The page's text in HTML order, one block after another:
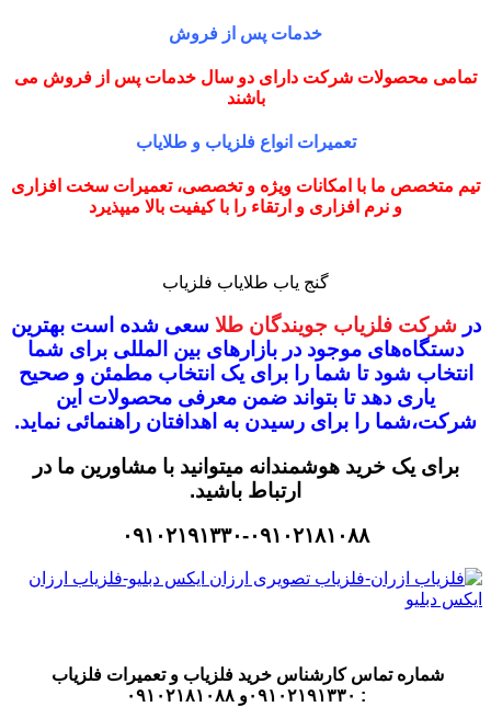
خدمات پس از فروش
تمامی محصولات شرکت دارای دو سال خدمات پس از فروش می
باشند
تعمیرات انواع فلزیاب و طلایاب
تیم متخصص ما با امکانات ویژه و تخصصی، تعمیرات سخت افزاری
و نرم افزاری و ارتقاء را با کیفیت بالا میپذیرد
گنج یاب طلایاب فلزیاب
در شرکت فلزیاب جویندگان طلا سعی شده است بهترین
دستگاه‌های موجود در بازار‌های بین المللی برای شما
انتخاب شودتا شما را برای یک انتخاب مطمئن و صحیح
یاری دهد تا بتواند ضمن معرفی محصولات این
شرکت،شما را برای رسیدن به اهدافتان راهنمائی نماید.
برای یک خرید هوشمندانه میتوانید با مشاورین ما در
ارتباط باشید.
۰۹۱۰۲۱۹۱۳۳۰-۰۹۱۰۲۱۸۱۰۸۸
شماره تماس کارشناس خرید فلزیاب و تعمیرات فلزیاب
: ۰۹۱۰۲۱۹۱۳۳۰و ۰۹۱۰۲۱۸۱۰۸۸